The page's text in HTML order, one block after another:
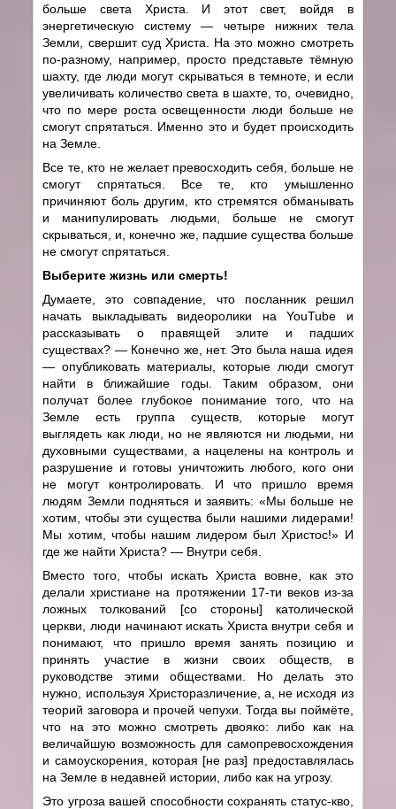
больше света Христа. И этот свет, войдя в
энергетическую систему ­— четыре нижних тела
Земли, свершит суд Христа. На это можно смотреть
по-разному, например, просто представьте тёмную
шахту, где люди могут скрываться в темноте, и если
увеличивать количество света в шахте, то, очевидно,
что по мере роста освещенности люди больше не
смогут спрятаться. Именно это и будет происходить
на Земле.
Все те, кто не желает превосходить себя, больше не
смогут спрятаться. Все те, кто умышленно
причиняют боль другим, кто стремятся обманывать
и манипулировать людьми, больше не смогут
скрываться, и, конечно же, падшие существа больше
не смогут спрятаться.
Выберите жизнь или смерть!
Думаете, это совпадение, что посланник решил
начать выкладывать видеоролики на YouTube и
рассказывать о правящей элите и падших
существах? — Конечно же, нет. Это была наша идея
— опубликовать материалы, которые люди смогут
найти в ближайшие годы. Таким образом, они
получат более глубокое понимание того, что на
Земле есть группа существ, которые могут
выглядеть как люди, но не являются ни людьми, ни
духовными существами, а нацелены на контроль и
разрушение и готовы уничтожить любого, кого они
не могут контролировать. И что пришло время
людям Земли подняться и заявить: «Мы больше не
хотим, чтобы эти существа были нашими лидерами!
Мы хотим, чтобы нашим лидером был Христос!» И
где же найти Христа? — Внутри себя.
Вместо того, чтобы искать Христа вовне, как это
делали христиане на протяжении 17-ти веков из-за
ложных толкований [со стороны] католической
церкви, люди начинают искать Христа внутри себя и
понимают, что пришло время занять позицию и
принять участие в жизни своих обществ, в
руководстве этими обществами. Но делать это
нужно, используя Христоразличение, а, не исходя из
теорий заговора и прочей чепухи. Тогда вы поймёте,
что на это можно смотреть двояко: либо как на
величайшую возможность для самопревосхождения
и самоускорения, которая [не раз] предоставлялась
на Земле в недавней истории, либо как на угрозу.
Это угроза вашей способности сохранять статус-кво,